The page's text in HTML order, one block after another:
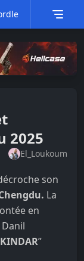
2025
El_Loukoum
son
La
en
”